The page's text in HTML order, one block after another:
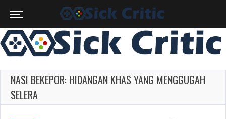
NASI BEKEPOR: HIDANGAN KHAS YANG MENGGUGAH
SELERA